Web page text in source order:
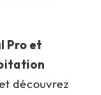
Pro et
découvrez